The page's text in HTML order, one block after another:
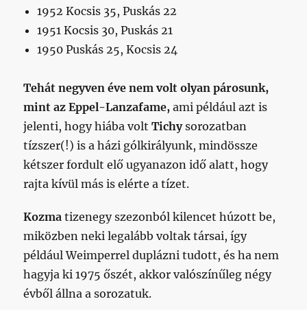
1952 Kocsis 35, Puskás 22
1951 Kocsis 30, Puskás 21
1950 Puskás 25, Kocsis 24
Tehát negyven éve nem volt olyan párosunk,
mint az Eppel-Lanzafame, ami például azt is
jelenti, hogy hiába voltTichysorozatban
tízszer(!) is a házi gólkirályunk, mindössze
kétszer fordult elő ugyanazon idő alatt, hogy
rajta kívül más is elérte a tízet.
Kozma tizenegy szezonból kilencet húzott be,
miközben neki legalább voltak társai, így
például Weimperrel duplázni tudott, és ha nem
hagyja ki 1975 őszét, akkor valószínűleg négy
évből állna a sorozatuk.